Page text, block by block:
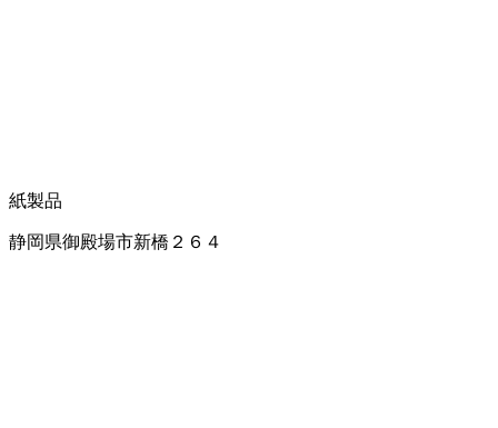
紙製品
静岡県御殿場市新橋２６４